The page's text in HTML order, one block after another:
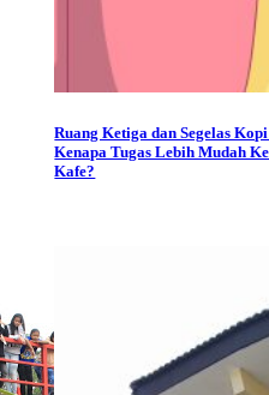
Ruang Ketiga dan Segelas
Kenapa Tugas Lebih Mudah
Kafe?